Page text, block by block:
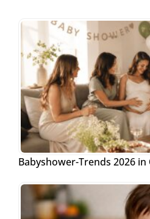
Babyshower-Trends 2026